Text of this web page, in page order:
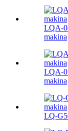
LQA-
makina
LQA-
makina
LQ-